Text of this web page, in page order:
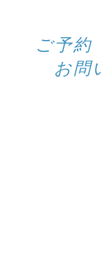
ご予約
お問